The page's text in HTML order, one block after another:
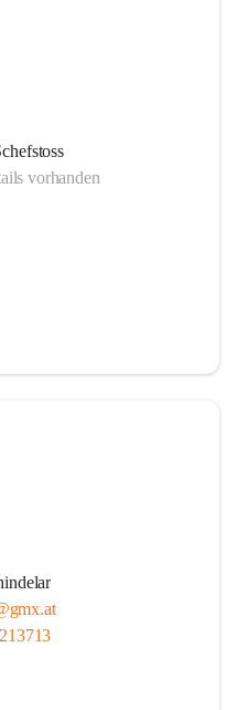
vorhanden